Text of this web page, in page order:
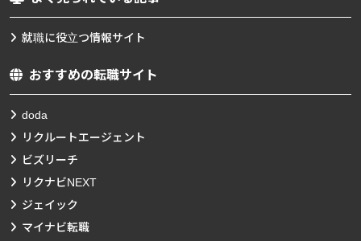
就職に役立つ情報サイト
おすすめの転職サイト
doda
リクルートエージェント
ビズリーチ
リクナビNEXT
ジェイック
マイナビ転職